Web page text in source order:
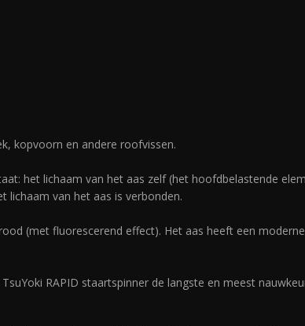
kopvoorn en andere roofvissen.
het lichaam van het aas zelf (het hoofdbelastende
lichaam van het aas is verbonden.
(met fluorescerend effect). Het aas heeft een moderne
RAPID staartspinner de langste en meest